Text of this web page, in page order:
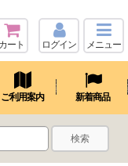
カート ログイン メニュー
ご利用案内 新着商品
検索